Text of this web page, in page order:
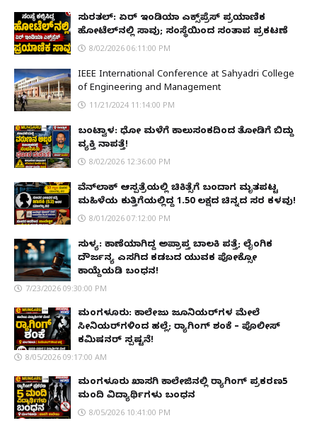
ಸುರತ್ಕಲ್: ಏರ್ ಇಂಡಿಯಾ ಎಕ್ಸ್‌ಪ್ರೆಸ್ ಪ್ರಯಾಣಿಕ
ಹೋಟೆಲ್‌ನಲ್ಲಿ ಸಾವು; ಸಂಸ್ಥೆಯಿಂದ ಸಂತಾಪ ಪ್ರಕಟಣೆ
8/02/2026 06:11:00 PM
IEEE International Conference at Sahyadri College
of Engineering and Management
11/21/2024 11:14:00 PM
ಬಂಟ್ವಾಳ: ಧೋ ಮಳೆಗೆ ಕಾಲುಸಂಕದಿಂದ ತೋಡಿಗೆ ಬಿದ್ದು
ವ್ಯಕ್ತಿ ನಾಪತ್ತೆ!
8/02/2026 12:36:00 PM
ವೆನ್‌ಲಾಕ್ ಆಸ್ಪತ್ರೆಯಲ್ಲಿ ಚಿಕಿತ್ಸೆಗೆ ಬಂದಾಗ ಮೃತಪಟ್ಟ
ಮಹಿಳೆಯ ಕುತ್ತಿಗೆಯಲ್ಲಿದ್ದ ₹1.50 ಲಕ್ಷದ ಚಿನ್ನದ ಸರ ಕಳವು!
8/01/2026 07:12:00 PM
ಸುಳ್ಯ: ಕಾಣೆಯಾಗಿದ್ದ ಅಪ್ರಾಪ್ತ ಬಾಲಕಿ ಪತ್ತೆ; ಲೈಂಗಿಕ
ದೌರ್ಜನ್ಯ ಎಸಗಿದ ಕಡಬದ ಯುವಕ ಪೋಕ್ಸೋ
ಕಾಯ್ದೆಯಡಿ ಬಂಧನ!
7/23/2026 09:30:00 PM
ಮಂಗಳೂರು: ಕಾಲೇಜು ಜೂನಿಯರ್‌ಗಳ ಮೇಲೆ
ಸೀನಿಯರ್‌ಗಳಿಂದ ಹಲ್ಲೆ; ರ‌್ಯಾಗಿಂಗ್ ಶಂಕೆ – ಪೊಲೀಸ್
ಕಮಿಷನರ್ ಸ್ಪಷ್ಟನೆ!
8/05/2026 09:17:00 AM
ಮಂಗಳೂರು ಖಾಸಗಿ ಕಾಲೇಜಿನಲ್ಲಿ ರ‌್ಯಾಗಿಂಗ್ ಪ್ರಕರಣ5
ಮಂದಿ ವಿದ್ಯಾರ್ಥಿಗಳು ಬಂಧನ
8/05/2026 10:41:00 PM